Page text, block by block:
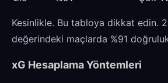
Kesinlikle. Bu tabloya dikkat edin.
değerindeki maçlarda %91
xG Hesaplama Yöntemleri